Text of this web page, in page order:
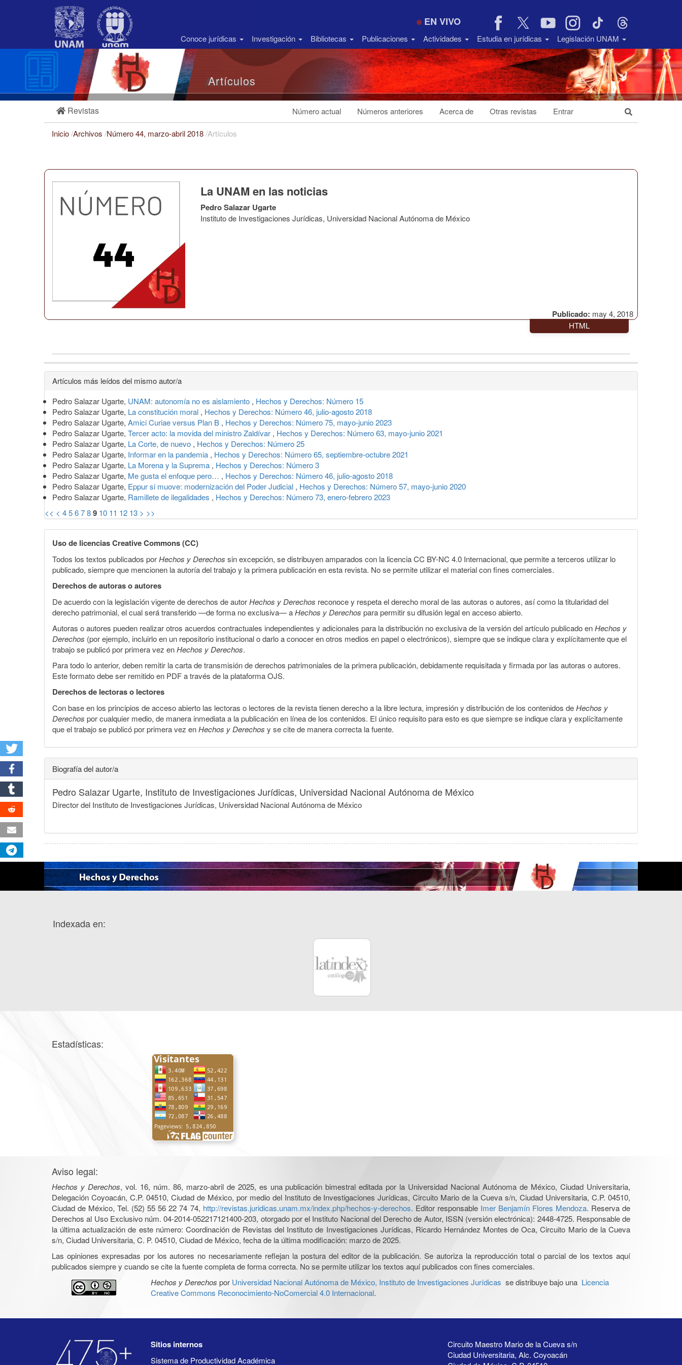
Barra
EN VIVO
Conoce jurídicas Investigación Bibliotecas Publicaciones Actividades Estudia en jurídicas Legislación UNAM
Artículos
Revistas Número actual Números anteriores Acerca de Otras revistas Entrar
Inicio/Archivos /Número 44, marzo-abril 2018/Artículos
Publicado: may 4, 2018
La UNAM en las noticias
Pedro Salazar Ugarte
Instituto de Investigaciones Jurídicas, Universidad Nacional Autónoma de México
HTML
Detalles
del
artículo
Artículos más leídos del mismo autor/a
Pedro Salazar Ugarte, UNAM: autonomía no es aislamiento , Hechos y Derechos: Número 15
Pedro Salazar Ugarte, La constitución moral , Hechos y Derechos: Número 46, julio-agosto 2018
Pedro Salazar Ugarte, Amici Curiae versus Plan B , Hechos y Derechos: Número 75, mayo-junio 2023
Pedro Salazar Ugarte, Tercer acto: la movida del ministro Zaldívar , Hechos y Derechos: Número 63, mayo-junio 2021
Pedro Salazar Ugarte, La Corte, de nuevo , Hechos y Derechos: Número 25
Pedro Salazar Ugarte, Informar en la pandemia , Hechos y Derechos: Número 65, septiembre-octubre 2021
Pedro Salazar Ugarte, La Morena y la Suprema , Hechos y Derechos: Número 3
Pedro Salazar Ugarte, Me gusta el enfoque pero… , Hechos y Derechos: Número 46, julio-agosto 2018
Pedro Salazar Ugarte, Eppur si muove: modernización del Poder Judicial , Hechos y Derechos: Número 57, mayo-junio 2020
Pedro Salazar Ugarte, Ramillete de ilegalidades , Hechos y Derechos: Número 73, enero-febrero 2023
<< < 456789 10 11 12 13 > >>
Uso de licencias Creative Commons (CC)
Todos los textos publicados porHechos y Derechos sin excepción, se distribuyen amparados con la licencia CC BY-NC 4.0 Internacional, que permite a terceros utilizar lo
publicado, siempre que mencionen la autoría del trabajo y la primera publicación en esta revista. No se permite utilizar el material con fines comerciales.
Derechos de autoras o autores
De acuerdo con la legislación vigente de derechos de autorHechos y Derechos reconoce y respeta el derecho moral de las autoras o autores, así como la titularidad del
derecho patrimonial, el cual será transferido —de forma no exclusiva— aHechos y Derechos para permitir su difusión legal en acceso abierto.
Autoras o autores pueden realizar otros acuerdos contractuales independientes y adicionales para la distribución no exclusiva de la versión del artículo publicado enHechos y
Derechos (por ejemplo, incluirlo en un repositorio institucional o darlo a conocer en otros medios en papel o electrónicos), siempre que se indique clara y explícitamente que el
trabajo se publicó por primera vez enHechos y Derechos.
Para todo lo anterior, deben remitir la carta de transmisión de derechos patrimoniales de la primera publicación, debidamente requisitada y firmada por las autoras o autores.
Este formato debe ser remitido en PDF a través de la plataforma OJS.
Derechos de lectoras o lectores
Con base en los principios de acceso abierto las lectoras o lectores de la revista tienen derecho a la libre lectura, impresión y distribución de los contenidos deHechos y
Derechos por cualquier medio, de manera inmediata a la publicación en línea de los contenidos. El único requisito para esto es que siempre se indique clara y explícitamente
que el trabajo se publicó por primera vez enHechos y Derechos y se cite de manera correcta la fuente.
Biografía del autor/a
Pedro Salazar Ugarte, Instituto de Investigaciones Jurídicas, Universidad Nacional Autónoma de México
Director del Instituto de Investigaciones Jurídicas, Universidad Nacional Autónoma de México
Indexada en:
Estadísticas:
Aviso legal:
Hechos y Derechos, vol. 16, núm. 86, marzo-abril de 2025, es una publicación bimestral editada por la Universidad Nacional Autónoma de México, Ciudad Universitaria,
Delegación Coyoacán, C.P. 04510, Ciudad de México, por medio del Instituto de Investigaciones Jurídicas, Circuito Mario de la Cueva s/n, Ciudad Universitaria, C.P. 04510,
Ciudad de México, Tel. (52) 55 56 22 74 74, http://revistas.juridicas.unam.mx/index.php/hechos-y-derechos. Editor responsable Imer Benjamín Flores Mendoza. Reserva de
Derechos al Uso Exclusivo núm. 04-2014-052217121400-203, otorgado por el Instituto Nacional del Derecho de Autor, ISSN (versión electrónica): 2448-4725. Responsable de
la última actualización de este número: Coordinación de Revistas del Instituto de Investigaciones Jurídicas, Ricardo Hernández Montes de Oca, Circuito Mario de la Cueva
s/n, Ciudad Universitaria, C. P. 04510, Ciudad de México, fecha de la última modificación: marzo de 2025.
Las opiniones expresadas por los autores no necesariamente reflejan la postura del editor de la publicación. Se autoriza la reproducción total o parcial de los textos aquí
publicados siempre y cuando se cite la fuente completa de forma correcta. No se permite utilizar los textos aquí publicados con fines comerciales.
Hechos y Derechos por Universidad Nacional Autónoma de México, Instituto de Investigaciones Jurídicas se distribuye bajo una Licencia
Creative Commons Reconocimiento-NoComercial 4.0 Internacional.
Sitios internos
Sistema de Productividad Académica
Circuito Maestro Mario de la Cueva s/n
Ciudad Universitaria, Alc. Coyoacán